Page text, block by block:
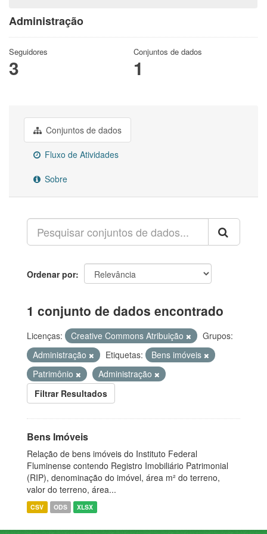
Administração
Seguidores
3
Conjuntos de dados
1
Conjuntos de dados
Fluxo de Atividades
Sobre
Ordenar por
1 conjunto de dados encontrado
Licenças: Creative Commons Atribuição
Grupos:
Administração
Etiquetas:
Bens imóveis
Patrimônio
Administração
Filtrar Resultados
Bens Imóveis
Relação de bens imóveis do Instituto Federal
Fluminense contendo Registro Imobiliário Patrimonial
(RIP), denominação do imóvel, área m² do terreno,
valor do terreno, área...
CSV ODS XLSX